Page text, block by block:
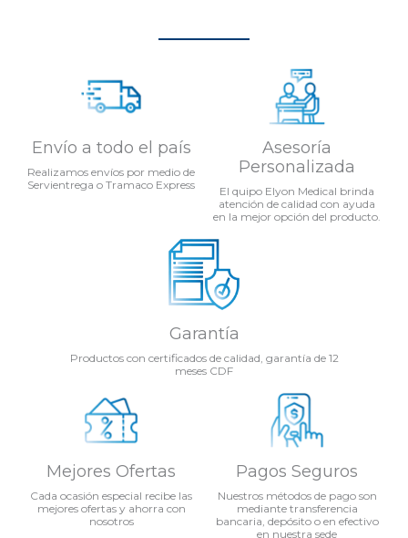
Envío a todo el país
Realizamos envíos por medio de
Servientrega o Tramaco Express
Asesoría
Personalizada
El quipo Elyon Medical brinda
atención de calidad con ayuda
en la mejor opción del producto.
Garantía
Productos con certificados de calidad, garantía de 12
meses CDF
Mejores Ofertas
Cada ocasión especial recibe las
mejores ofertas y ahorra con
nosotros
Pagos Seguros
Nuestros métodos de pago son
mediante transferencia
bancaria, depósito o en efectivo
en nuestra sede